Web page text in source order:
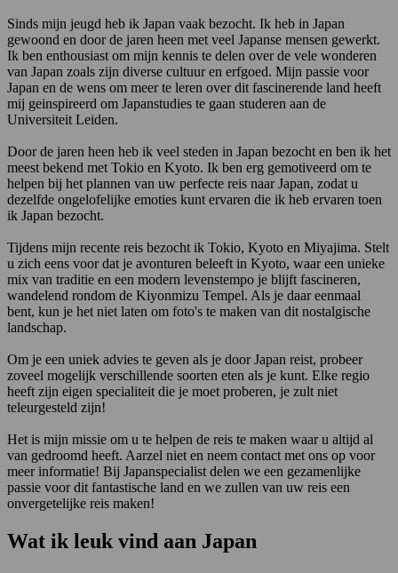
Sinds mijn jeugd heb ik Japan vaak bezocht. Ik heb in Japan
gewoond en door de jaren heen met veel Japanse mensen gewerkt.
Ik ben enthousiast om mijn kennis te delen over de vele wonderen
van Japan zoals zijn diverse cultuur en erfgoed. Mijn passie voor
Japan en de wens om meer te leren over dit fascinerende land heeft
mij geinspireerd om Japanstudies te gaan studeren aan de
Universiteit Leiden.
Door de jaren heen heb ik veel steden in Japan bezocht en ben ik het
meest bekend met Tokio en Kyoto. Ik ben erg gemotiveerd om te
helpen bij het plannen van uw perfecte reis naar Japan, zodat u
dezelfde ongelofelijke emoties kunt ervaren die ik heb ervaren toen
ik Japan bezocht.
Tijdens mijn recente reis bezocht ik Tokio, Kyoto en Miyajima. Stelt
u zich eens voor dat je avonturen beleeft in Kyoto, waar een unieke
mix van traditie en een modern levenstempo je blijft fascineren,
wandelend rondom de Kiyonmizu Tempel. Als je daar eenmaal
bent, kun je het niet laten om foto's te maken van dit nostalgische
landschap.
Om je een uniek advies te geven als je door Japan reist, probeer
zoveel mogelijk verschillende soorten eten als je kunt. Elke regio
heeft zijn eigen specialiteit die je moet proberen, je zult niet
teleurgesteld zijn!
Het is mijn missie om u te helpen de reis te maken waar u altijd al
van gedroomd heeft. Aarzel niet en neem contact met ons op voor
meer informatie! Bij Japanspecialist delen we een gezamenlijke
passie voor dit fantastische land en we zullen van uw reis een
onvergetelijke reis maken!
Wat ik leuk vind aan Japan